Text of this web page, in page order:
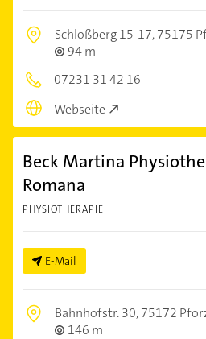
Schloßberg 15-17,75175
94 m
07231 31 42 16
Webseite
Beck Martina
Romana
PHYSIOTHERAPIE
E-Mail
Bahnhofstr. 30,75172
146 m